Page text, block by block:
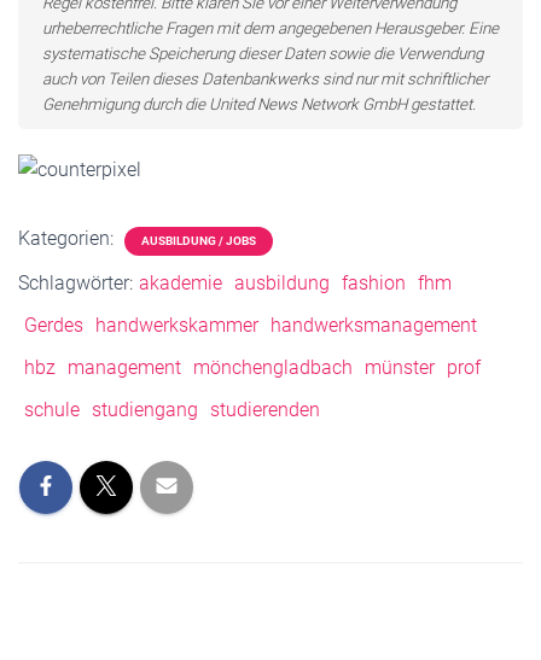
urheberrechtliche Fragen mit dem angegebenen Herausgeber. Eine
systematische Speicherung dieser Daten sowie die Verwendung
auch von Teilen dieses Datenbankwerks sind nur mit schriftlicher
Genehmigung durch die United News Network GmbH gestattet.
Kategorien: AUSBILDUNG / JOBS
Schlagwörter: akademie ausbildung fashion fhm
Gerdes
handwerkskammer
handwerksmanagement
hbz management mönchengladbach münster prof
schule studiengang studierenden